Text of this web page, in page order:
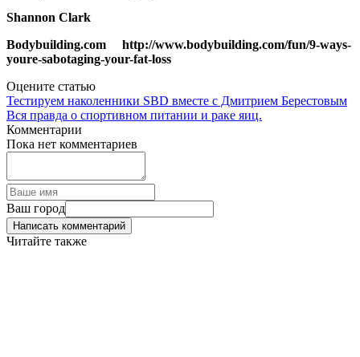
Shannon Clark
Bodybuilding.com http://www.bodybuilding.com/fun/9-ways-
youre-sabotaging-your-fat-loss
Оцените статью
Тестируем наколенники SBD вместе с Дмитрием Берестовым
Вся правда о спортивном питании и раке яиц.
Комментарии
Пока нет комментариев
Ваш город
Написать комментарий
Читайте также